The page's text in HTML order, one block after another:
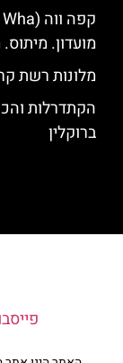
מועדון.
מלונות רשת
הקתדרלות
ברוקלין